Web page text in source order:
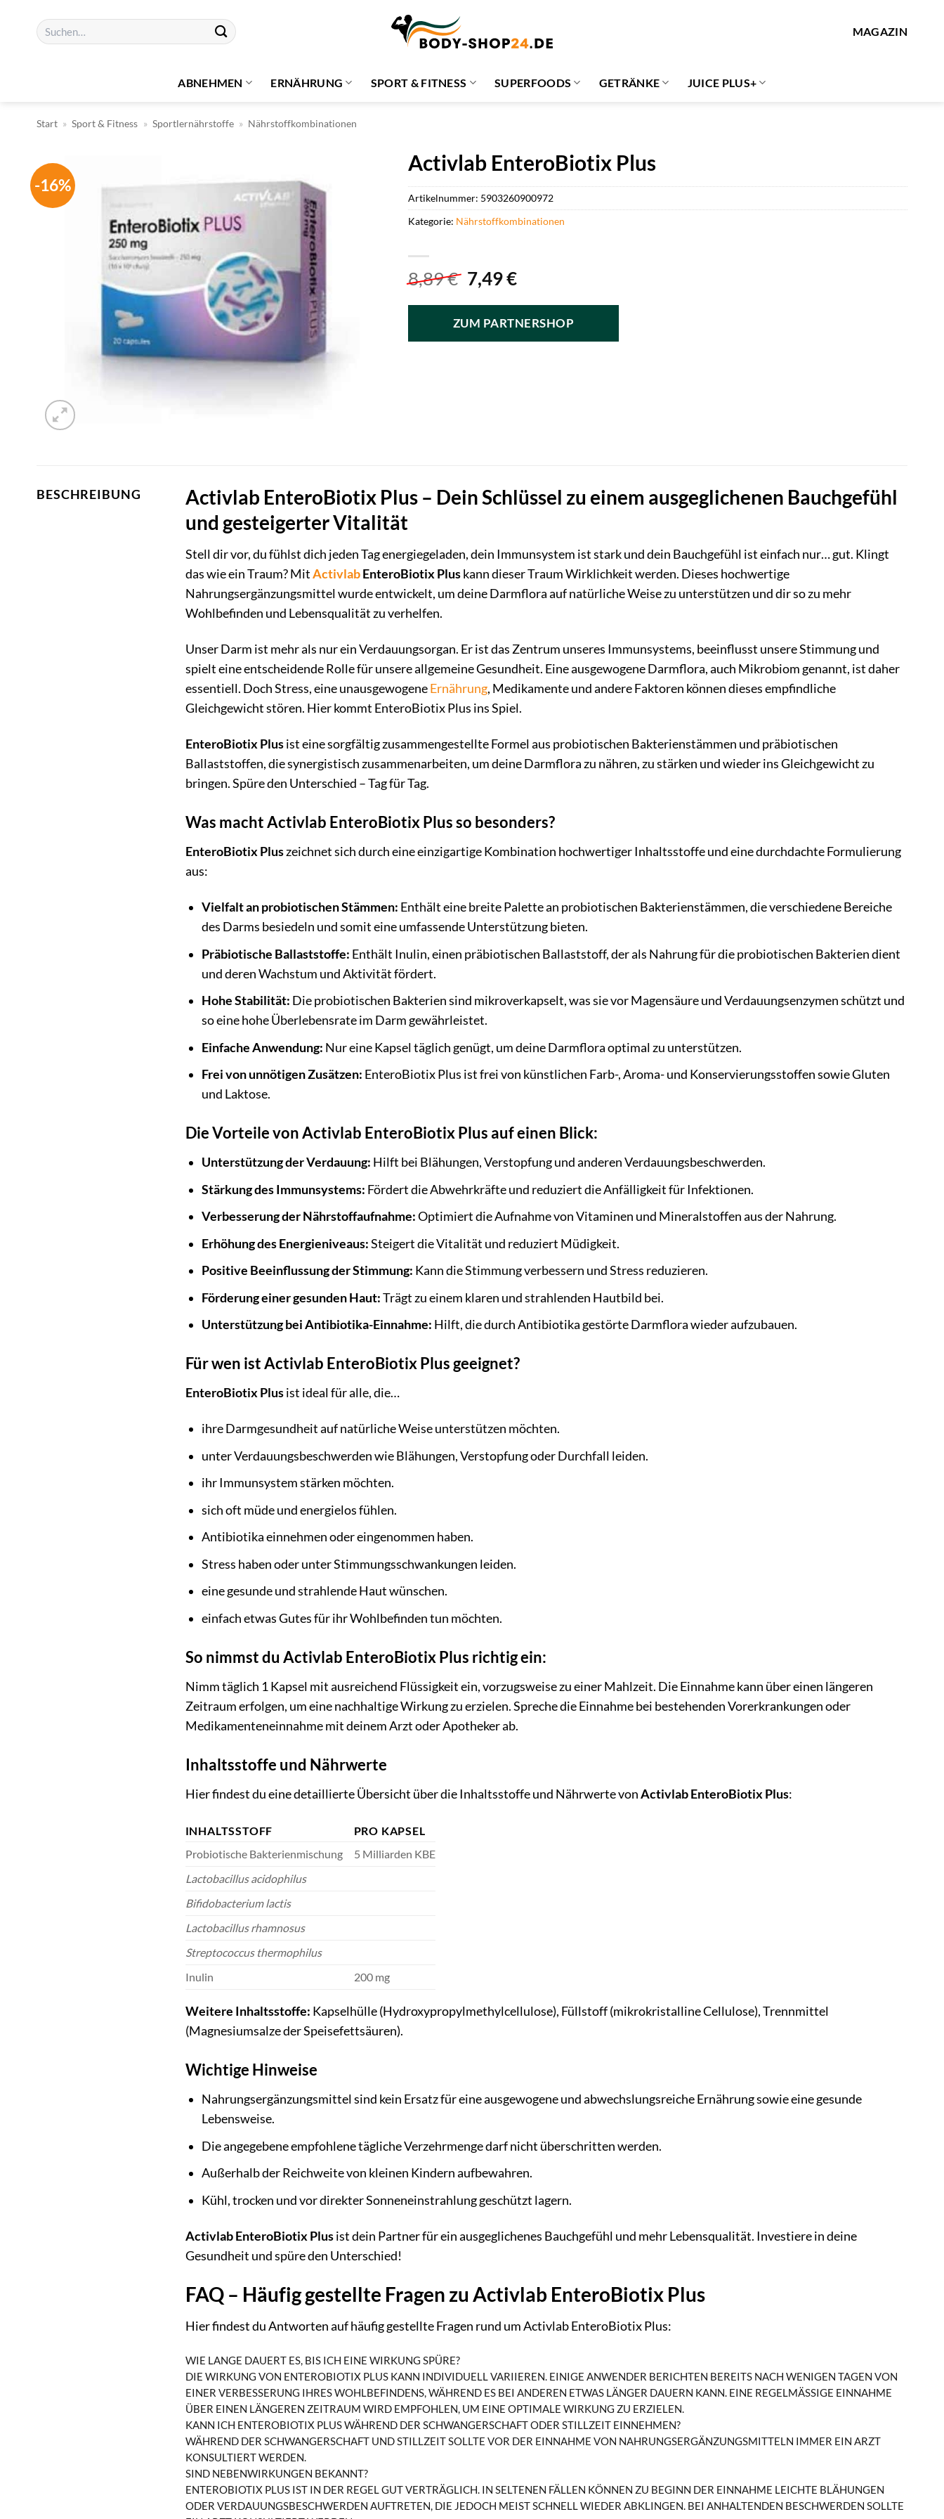
springen
Suchen
nach:
MAGAZIN
ABNEHMEN ERNÄHRUNG SPORT & FITNESS SUPERFOODS GETRÄNKE JUICE PLUS+
Start » Sport & Fitness » Sportlernährstoffe » Nährstoffkombinationen
-16%
Activlab EnteroBiotix Plus
8,89€ Ursprünglicher
war:
8,89 €
7,49€Aktueller
ist:
7,49 €.
ZUM PARTNERSHOP
Artikelnummer: 5903260900972
Kategorie: Nährstoffkombinationen
BESCHREIBUNG
Activlab EnteroBiotix Plus – Dein Schlüssel zu einem ausgeglichenen Bauchgefühl
und gesteigerter Vitalität
Stell dir vor, du fühlst dich jeden Tag energiegeladen, dein Immunsystem ist stark und dein Bauchgefühl ist einfach nur… gut. Klingt
das wie ein Traum? MitActivlabEnteroBiotix Pluskann dieser Traum Wirklichkeit werden. Dieses hochwertige
Nahrungsergänzungsmittel wurde entwickelt, um deine Darmflora auf natürliche Weise zu unterstützen und dir so zu mehr
Wohlbefinden und Lebensqualität zu verhelfen.
Unser Darm ist mehr als nur ein Verdauungsorgan. Er ist das Zentrum unseres Immunsystems, beeinflusst unsere Stimmung und
spielt eine entscheidende Rolle für unsere allgemeine Gesundheit. Eine ausgewogene Darmflora, auch Mikrobiom genannt, ist daher
essentiell. Doch Stress, eine unausgewogeneErnährung, Medikamente und andere Faktoren können dieses empfindliche
Gleichgewicht stören. Hier kommt EnteroBiotix Plus ins Spiel.
EnteroBiotix Plusist eine sorgfältig zusammengestellte Formel aus probiotischen Bakterienstämmen und präbiotischen
Ballaststoffen, die synergistisch zusammenarbeiten, um deine Darmflora zu nähren, zu stärken und wieder ins Gleichgewicht zu
bringen. Spüre den Unterschied – Tag für Tag.
Was macht Activlab EnteroBiotix Plus so besonders?
EnteroBiotix Pluszeichnet sich durch eine einzigartige Kombination hochwertiger Inhaltsstoffe und eine durchdachte Formulierung
aus:
Vielfalt an probiotischen Stämmen: Enthält eine breite Palette an probiotischen Bakterienstämmen, die verschiedene Bereiche
des Darms besiedeln und somit eine umfassende Unterstützung bieten.
Präbiotische Ballaststoffe: Enthält Inulin, einen präbiotischen Ballaststoff, der als Nahrung für die probiotischen Bakterien dient
und deren Wachstum und Aktivität fördert.
Hohe Stabilität: Die probiotischen Bakterien sind mikroverkapselt, was sie vor Magensäure und Verdauungsenzymen schützt und
so eine hohe Überlebensrate im Darm gewährleistet.
Einfache Anwendung: Nur eine Kapsel täglich genügt, um deine Darmflora optimal zu unterstützen.
Frei von unnötigen Zusätzen: EnteroBiotix Plus ist frei von künstlichen Farb-, Aroma- und Konservierungsstoffen sowie Gluten
und Laktose.
Die Vorteile von Activlab EnteroBiotix Plus auf einen Blick:
Unterstützung der Verdauung: Hilft bei Blähungen, Verstopfung und anderen Verdauungsbeschwerden.
Stärkung des Immunsystems: Fördert die Abwehrkräfte und reduziert die Anfälligkeit für Infektionen.
Verbesserung der Nährstoffaufnahme:Optimiert die Aufnahme von Vitaminen und Mineralstoffen aus der Nahrung.
Erhöhung des Energieniveaus:Steigert die Vitalität und reduziert Müdigkeit.
Positive Beeinflussung der Stimmung: Kann die Stimmung verbessern und Stress reduzieren.
Förderung einer gesunden Haut:Trägt zu einem klaren und strahlenden Hautbild bei.
Unterstützung bei Antibiotika-Einnahme: Hilft, die durch Antibiotika gestörte Darmflora wieder aufzubauen.
Für wen ist Activlab EnteroBiotix Plus geeignet?
EnteroBiotix Plusist ideal für alle, die…
ihre Darmgesundheit auf natürliche Weise unterstützen möchten.
unter Verdauungsbeschwerden wie Blähungen, Verstopfung oder Durchfall leiden.
ihr Immunsystem stärken möchten.
sich oft müde und energielos fühlen.
Antibiotika einnehmen oder eingenommen haben.
Stress haben oder unter Stimmungsschwankungen leiden.
eine gesunde und strahlende Haut wünschen.
einfach etwas Gutes für ihr Wohlbefinden tun möchten.
So nimmst du Activlab EnteroBiotix Plus richtig ein:
Nimm täglich 1 Kapsel mit ausreichend Flüssigkeit ein, vorzugsweise zu einer Mahlzeit. Die Einnahme kann über einen längeren
Zeitraum erfolgen, um eine nachhaltige Wirkung zu erzielen. Spreche die Einnahme bei bestehenden Vorerkrankungen oder
Medikamenteneinnahme mit deinem Arzt oder Apotheker ab.
Inhaltsstoffe und Nährwerte
Hier findest du eine detaillierte Übersicht über die Inhaltsstoffe und Nährwerte vonActivlab EnteroBiotix Plus:
INHALTSSTOFF
PRO KAPSEL
Probiotische Bakterienmischung
5 Milliarden KBE
Lactobacillus acidophilus
Bifidobacterium lactis
Lactobacillus rhamnosus
Streptococcus thermophilus
Inulin
200 mg
Weitere Inhaltsstoffe: Kapselhülle (Hydroxypropylmethylcellulose), Füllstoff (mikrokristalline Cellulose), Trennmittel
(Magnesiumsalze der Speisefettsäuren).
Wichtige Hinweise
Nahrungsergänzungsmittel sind kein Ersatz für eine ausgewogene und abwechslungsreiche Ernährung sowie eine gesunde
Lebensweise.
Die angegebene empfohlene tägliche Verzehrmenge darf nicht überschritten werden.
Außerhalb der Reichweite von kleinen Kindern aufbewahren.
Kühl, trocken und vor direkter Sonneneinstrahlung geschützt lagern.
Activlab EnteroBiotix Plusist dein Partner für ein ausgeglichenes Bauchgefühl und mehr Lebensqualität. Investiere in deine
Gesundheit und spüre den Unterschied!
FAQ – Häufig gestellte Fragen zu Activlab EnteroBiotix Plus
Hier findest du Antworten auf häufig gestellte Fragen rund um Activlab EnteroBiotix Plus:
WIE LANGE DAUERT ES, BIS ICH EINE WIRKUNG SPÜRE?
DIE WIRKUNG VON ENTEROBIOTIX PLUS KANN INDIVIDUELL VARIIEREN. EINIGE ANWENDER BERICHTEN BEREITS NACH WENIGEN TAGEN VON
EINER VERBESSERUNG IHRES WOHLBEFINDENS, WÄHREND ES BEI ANDEREN ETWAS LÄNGER DAUERN KANN. EINE REGELMÄSSIGE EINNAHME Ü
BER EINEN LÄNGEREN ZEITRAUM WIRD EMPFOHLEN, UM EINE OPTIMALE WIRKUNG ZU ERZIELEN.
KANN ICH ENTEROBIOTIX PLUS WÄHREND DER SCHWANGERSCHAFT ODER STILLZEIT EINNEHMEN?
WÄHREND DER SCHWANGERSCHAFT UND STILLZEIT SOLLTE VOR DER EINNAHME VON NAHRUNGSERGÄNZUNGSMITTELN IMMER EIN ARZT
KONSULTIERT WERDEN.
SIND NEBENWIRKUNGEN BEKANNT?
ENTEROBIOTIX PLUS IST IN DER REGEL GUT VERTRÄGLICH. IN SELTENEN FÄLLEN KÖNNEN ZU BEGINN DER EINNAHME LEICHTE BLÄHUNGEN
ODER VERDAUUNGSBESCHWERDEN AUFTRETEN, DIE JEDOCH MEIST SCHNELL WIEDER ABKLINGEN. BEI ANHALTENDEN BESCHWERDEN SOLLTE